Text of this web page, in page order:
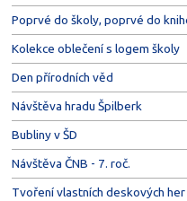
Poprvé do školy, poprvé do
Kolekce oblečení s logem školy
Den přírodních věd
Návštěva hradu Špilberk
Bubliny v ŠD
Návštěva ČNB - 7. roč.
Tvoření vlastních deskových